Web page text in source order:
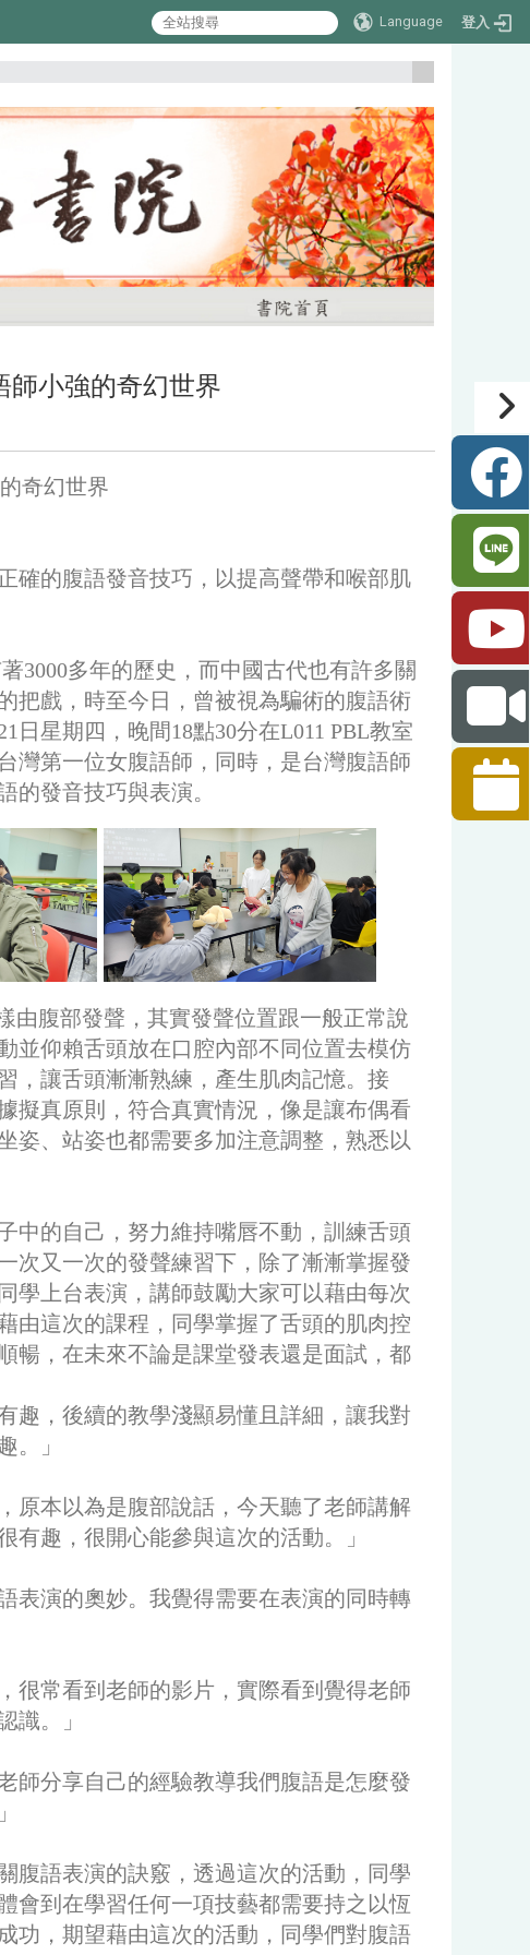
Language 登入
:::
師小強的奇幻世界
奇幻世界
確的腹語發音技巧，以提高聲帶和喉部肌
3000多年的歷史，而中國古代也有許多關
把戲，時至今日，曾被視為騙術的腹語術
日星期四，晚間18點30分在L011 PBL教室
灣第一位女腹語師，同時，是台灣腹語師
的發音技巧與表演。
由腹部發聲，其實發聲位置跟一般正常說
並仰賴舌頭放在口腔內部不同位置去模仿
，讓舌頭漸漸熟練，產生肌肉記憶。接
擬真原則，符合真實情況，像是讓布偶看
姿、站姿也都需要多加注意調整，熟悉以
中的自己，努力維持嘴唇不動，訓練舌頭
次又一次的發聲練習下，除了漸漸掌握發
學上台表演，講師鼓勵大家可以藉由每次
由這次的課程，同學掌握了舌頭的肌肉控
暢，在未來不論是課堂發表還是面試，都
趣，後續的教學淺顯易懂且詳細，讓我對
。」
原本以為是腹部說話，今天聽了老師講解
趣，很開心能參與這次的活動。」
表演的奧妙。我覺得需要在表演的同時轉
很常看到老師的影片，實際看到覺得老師
識。」
師分享自己的經驗教導我們腹語是怎麼發
腹語表演的訣竅，透過這次的活動，同學
會到在學習任何一項技藝都需要持之以恆
功，期望藉由這次的活動，同學們對腹語